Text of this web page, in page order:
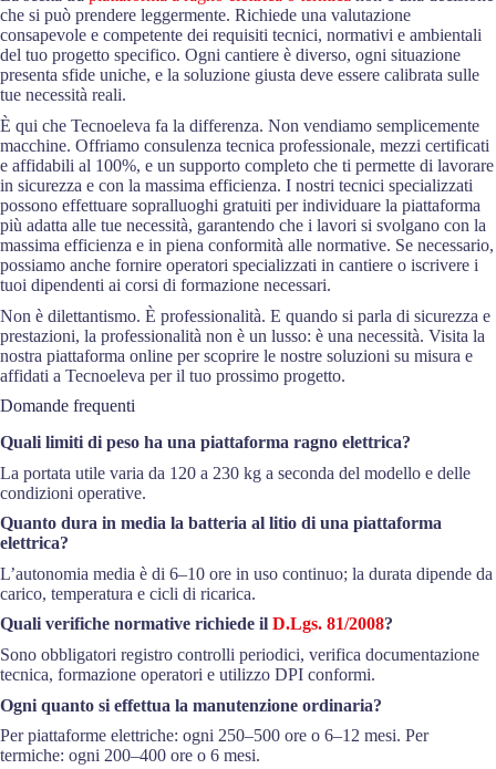
che si può prendere leggermente. Richiede una valutazione
consapevole e competente dei requisiti tecnici, normativi e ambientali
del tuo progetto specifico. Ogni cantiere è diverso, ogni situazione
presenta sfide uniche, e la soluzione giusta deve essere calibrata sulle
tue necessità reali.
È qui che Tecnoeleva fa la differenza. Non vendiamo semplicemente
macchine. Offriamo consulenza tecnica professionale, mezzi certificati
e affidabili al 100%, e un supporto completo che ti permette di lavorare
in sicurezza e con la massima efficienza. I nostri tecnici specializzati
possono effettuare sopralluoghi gratuiti per individuare la piattaforma
più adatta alle tue necessità, garantendo che i lavori si svolgano con la
massima efficienza e in piena conformità alle normative. Se necessario,
possiamo anche fornire operatori specializzati in cantiere o iscrivere i
tuoi dipendenti ai corsi di formazione necessari.
Non è dilettantismo. È professionalità. E quando si parla di sicurezza e
prestazioni, la professionalità non è un lusso: è una necessità. Visita la
nostra piattaforma online per scoprire le nostre soluzioni su misura e
affidati a Tecnoeleva per il tuo prossimo progetto.
Domande frequenti
Quali limiti di peso ha una piattaforma ragno elettrica?
La portata utile varia da 120 a 230 kg a seconda del modello e delle
condizioni operative.
Quanto dura in media la batteria al litio di una piattaforma
elettrica?
L’autonomia media è di 6–10 ore in uso continuo; la durata dipende da
carico, temperatura e cicli di ricarica.
Quali verifiche normative richiede il D.Lgs. 81/2008?
Sono obbligatori registro controlli periodici, verifica documentazione
tecnica, formazione operatori e utilizzo DPI conformi.
Ogni quanto si effettua la manutenzione ordinaria?
Per piattaforme elettriche: ogni 250–500 ore o 6–12 mesi. Per
termiche: ogni 200–400 ore o 6 mesi.